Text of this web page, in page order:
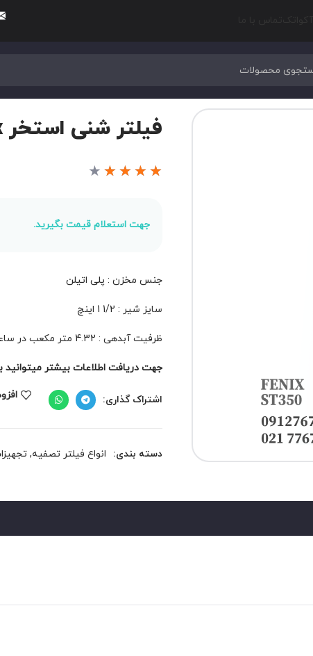
فیلتر شنی استخر Fenix مدل STB350
★
★
★
★
★
جهت استعلام قیمت بگیرید.
جنس مخزن : پلی اتیلن
سایز شیر : 1/2 1 اینچ
ظرفیت آبدهی : 4.32 متر مکعب در ساعت
جهت دریافت اطلاعات بیشتر میتوانید
اشتراک گذاری:
دسته بندی: انواع فیلتر تصفیه,